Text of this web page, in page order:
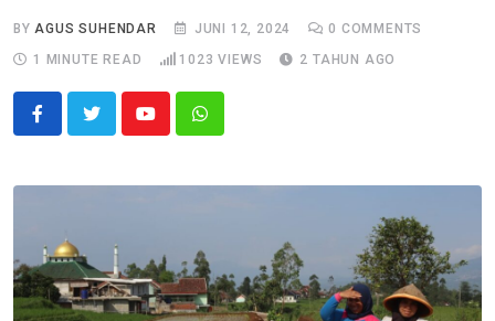
BYAGUS SUHENDAR JUNI 12, 2024 0 COMMENTS
1 MINUTE READ
1023 VIEWS 2 TAHUN AGO
YoutubeWhatsapp